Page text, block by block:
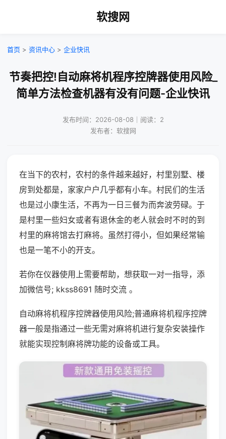
软搜网
首页 > 资讯中心 > 企业快讯
节奏把控!自动麻将机程序控牌器使用风险_
简单方法检查机器有没有问题-企业快讯
发布时间：2026-08-08｜阅读：2
发布者：软搜网
在当下的农村，农村的条件越来越好，村里别墅、楼
房到处都是，家家户户几乎都有小车。村民们的生活
也是过小康生活，不再为一日三餐为而奔波劳碌。于
是村里一些妇女或者有退休金的老人就会时不时的到
村里的麻将馆去打麻将。虽然打得小，但如果经常输
也是一笔不小的开支。
若你在仪器使用上需要帮助，想获取一对一指导，添
加微信号; kkss8691 随时交流 。
自动麻将机程序控牌器使用风险;普通麻将机程序控牌
器一般是指通过一些无需对麻将机进行复杂安装操作
就能实现控制麻将牌功能的设备或工具。